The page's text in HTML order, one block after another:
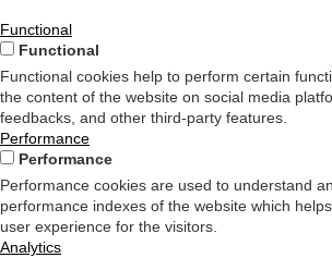
Functional
Functional
Functional cookies help to perform certain
the content of the website on social media
feedbacks, and other third-party features.
Performance
Performance
Performance cookies are used to understand
performance indexes of the website which
user experience for the visitors.
Analytics